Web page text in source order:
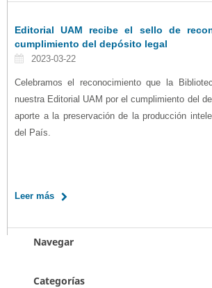
Editorial UAM recibe el sello de
cumplimiento del depósito legal
2023-03-22
Celebramos el reconocimiento que la
nuestra Editorial UAM por el cumplimiento del
aporte a la preservación de la producción
del País.
Leer más
Navegar
Categorías